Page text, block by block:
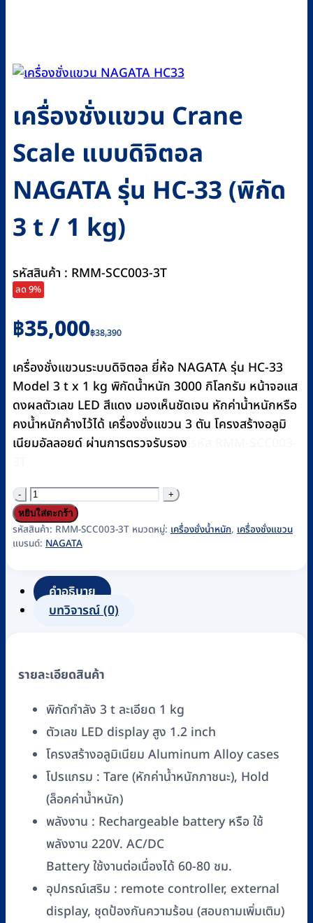
เครื่องชั่งแขวน Crane
Scale แบบดิจิตอล
NAGATA รุ่น HC-33 (พิกัด
3 t / 1 kg)
รหัสสินค้า : RMM-SCC003-3T
ลด 9%
฿38,390
Original
price
was:
฿38,390.
฿35,000
Current
price
is:
฿35,000.
เครื่องชั่งแขวนระบบดิจิตอล ยี่ห้อ NAGATA รุ่น HC-33
Model 3 t x 1 kg พิกัดน้ำหนัก 3000 กิโลกรัม หน้าจอแส
ดงผลตัวเลข LED สีแดง มองเห็นชัดเจน หักค่าน้ำหนักหรือ
คงน้ำหนักค้างไว้ได้ เครื่องชั่งแขวน 3 ตัน โครงสร้างอลูมิ
เนียมอัลลอยด์ ผ่านการตรวจรับรอง
จำนวน
เครื่อง
ชั่ง
แขวน
Scale
แบบ
HC-
(พิกัด
3
t
/
kg)
หยิบใส่ตะกร้า
รหัสสินค้า: RMM-SCC003-3T หมวดหมู่: เครื่องชั่งน้ำหนัก, เครื่องชั่งแขวน
แบรนด์: NAGATA
คำอธิบาย
บทวิจารณ์ (0)
รายละเอียดสินค้า
พิกัดกำลัง 3 t ละเอียด 1 kg
ตัวเลข LED display สูง 1.2 inch
โครงสร้างอลูมิเนียม Aluminum Alloy cases
โปรแกรม : Tare (หักค่าน้ำหนักภาชนะ), Hold
(ล็อคค่าน้ำหนัก)
พลังงาน : Rechargeable battery หรือ ใช้
พลังงาน 220V. AC/DC
Battery ใช้งานต่อเนื่องได้ 60-80 ชม.
อุปกรณ์เสริม : remote controller, external
display, ชุดป้องกันความร้อน (สอบถามเพิ่มเติม)